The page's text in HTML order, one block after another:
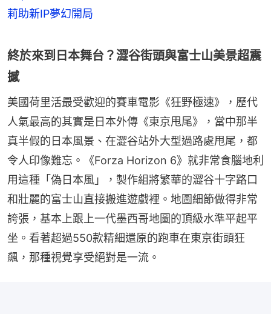
莉助新IP夢幻開局
終於來到日本舞台？澀谷街頭與富士山美景超震
撼
美國荷里活最受歡迎的賽車電影《狂野極速》，歷代
人氣最高的其實是日本外傳《東京甩尾》，當中那半
真半假的日本風景、在澀谷站外大型過路處甩尾，都
令人印像難忘。《Forza Horizon 6》就非常食腦地利
用這種「偽日本風」，製作組將繁華的澀谷十字路口
和壯麗的富士山直接搬進遊戲裡。地圖細節做得非常
誇張，基本上跟上一代墨西哥地圖的頂級水準平起平
坐。看著超過550款精細還原的跑車在東京街頭狂
飆，那種視覺享受絕對是一流。